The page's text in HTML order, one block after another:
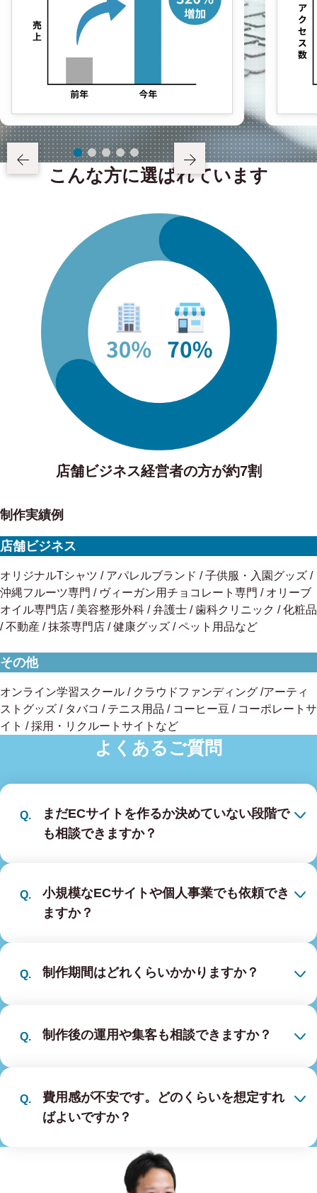
こんな方に選ばれています
店舗ビジネス経営者の方が約7割
制作実績例
店舗ビジネス
オリジナルTシャツ / アパレルブランド / 子供服・入園グッズ /
沖縄フルーツ専門 / ヴィーガン用チョコレート専門 / オリーブ
オイル専門店 / 美容整形外科 / 弁護士 / 歯科クリニック / 化粧品
/ 不動産 / 抹茶専門店 / 健康グッズ / ペット用品など
その他
オンライン学習スクール / クラウドファンディング /アーティ
ストグッズ / タバコ / テニス用品 / コーヒー豆 / コーポレートサ
イト / 採用・リクルートサイトなど
よくあるご質問
まだECサイトを作るか決めていない段階で
も相談できますか？
小規模なECサイトや個人事業でも依頼でき
ますか？
制作期間はどれくらいかかりますか？
制作後の運用や集客も相談できますか？
費用感が不安です。どのくらいを想定すれ
ばよいですか？